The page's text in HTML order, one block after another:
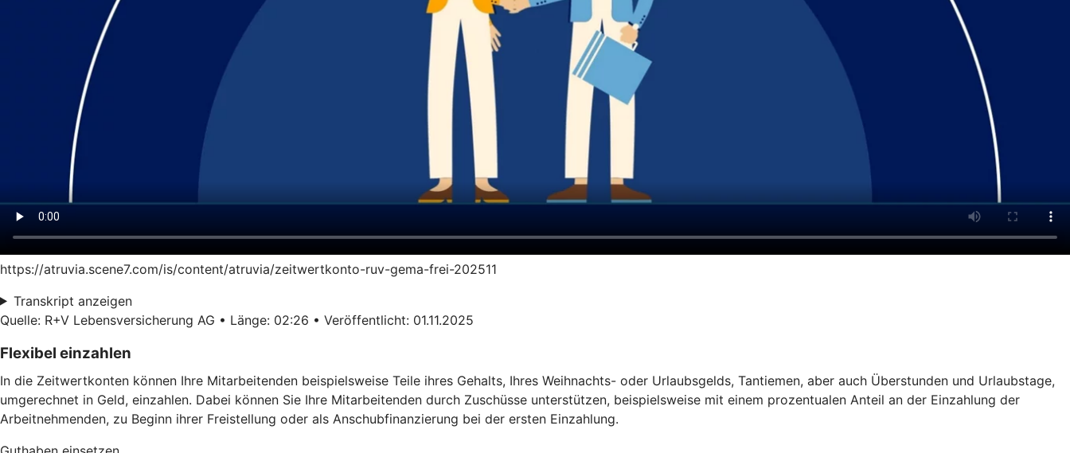
https://atruvia.scene7.com/is/content/atruvia/zeitwertkonto-ruv-gema-frei-202511
Transkript anzeigen
Quelle: R+V Lebensversicherung AG • Länge: 02:26 • Veröffentlicht: 01.11.2025
Flexibel einzahlen
In die Zeitwertkonten können Ihre Mitarbeitenden beispielsweise Teile ihres Gehalts, Ihres Weihnachts- oder Urlaubsgelds, Tantiemen, aber auch Überstunden und Urlaubstage,
umgerechnet in Geld, einzahlen. Dabei können Sie Ihre Mitarbeitenden durch Zuschüsse unterstützen, beispielsweise mit einem prozentualen Anteil an der Einzahlung der
Arbeitnehmenden, zu Beginn ihrer Freistellung oder als Anschubfinanzierung bei der ersten Einzahlung.